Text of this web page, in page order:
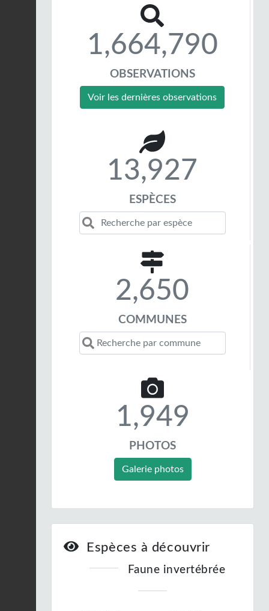
1,664,790
OBSERVATIONS
Voir les dernières observations
13,927
ESPÈCES
2,650
COMMUNES
1,949
PHOTOS
Galerie photos
Espèces à découvrir
Faune invertébrée